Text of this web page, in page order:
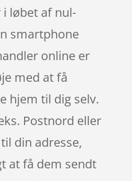
løbet af nul-
smartphone
online er
med at få
hjem til dig selv.
Postnord eller
din adresse,
at få dem sendt